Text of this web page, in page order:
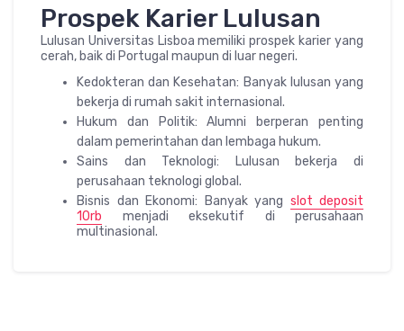
Prospek Karier Lulusan
Lulusan Universitas Lisboa memiliki prospek karier yang
cerah, baik di Portugal maupun di luar negeri.
Kedokteran dan Kesehatan: Banyak lulusan yang
bekerja di rumah sakit internasional.
Hukum dan Politik: Alumni berperan penting
dalam pemerintahan dan lembaga hukum.
Sains dan Teknologi: Lulusan bekerja di
perusahaan teknologi global.
Bisnis dan Ekonomi: Banyak yang slot deposit
10rb menjadi eksekutif di perusahaan
multinasional.